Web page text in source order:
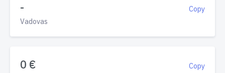
Copy
-
Vadovas
Copy
0 €